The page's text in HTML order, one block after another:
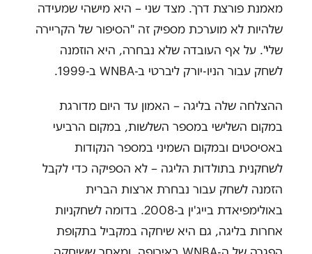
מאמנת פורצת דרך. מצד שני – היא מישהי שמעידה
שלהיות לא מוערכת מספיק זה "הסיפור של הקריירה
שלי". על אף העובדה שלא נבחרה, היא הוזמנה
לשחק עבור הניו-יורק ליברטי ב-WNBA ב-1999.
ההצלחה שלה בליגה – האמון עד היום מדורגת
במקום השלישי במספר השלשות, במקום הרביעי
באסיסטים ובמקום השמיני במספר הנקודות
לשחקנית בתולדות הליגה – לא הספיקה כדי לקבל
הזמנה לשחק עבור נבחרת ארצות הברית
באולימפיאדת בייג'ין ב-2008. בדומה לשחקניות
אחרות בליגה, גם היא שיחקה במקביל בתקופת